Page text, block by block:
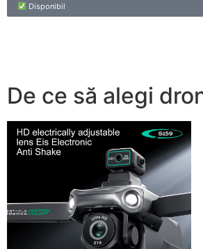
Disponibil
De ce să alegi